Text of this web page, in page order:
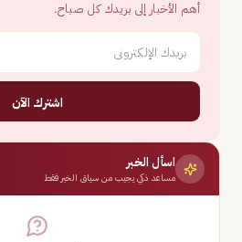
أهم الأخبار إلى بريدك كل صباح.
اشترك الآن
اسأل الخبر
مساعد ذكي يجيب من سياق الخبر فقط